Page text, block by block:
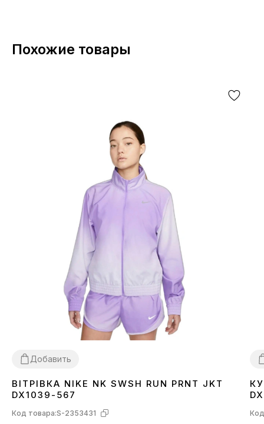
Похожие товары
Добавить
XSS ML
ВІТРІВКА NIKE NK SWSH RUN PRNT JKT
DX1039-567
Код товара:S-2353431